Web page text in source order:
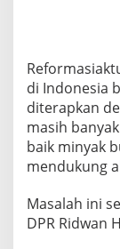
di Indonesia
diterapkan
masih
baik minyak
mendukung
Masalah ini
DPR Ridwan